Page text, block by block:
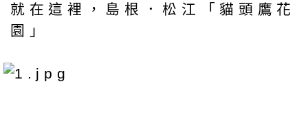
就在這裡，島根．松江「貓頭鷹花
園」